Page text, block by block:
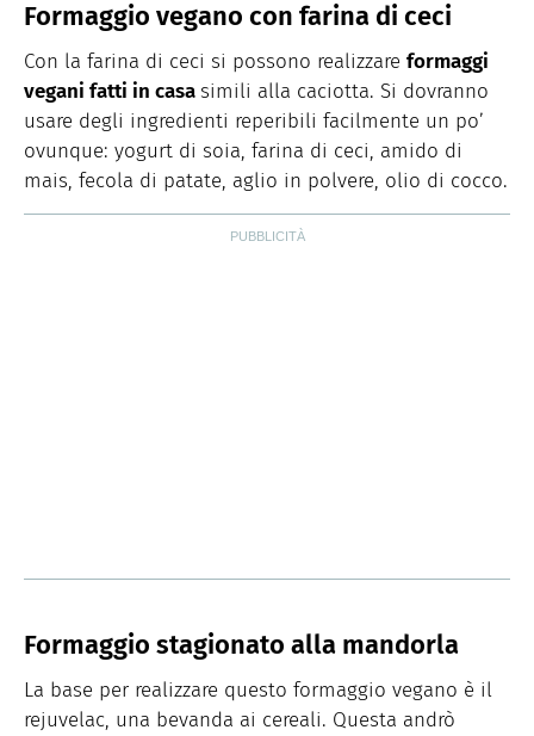
Formaggio vegano con farina di ceci
Con la farina di ceci si possono realizzare formaggi
vegani fatti in casasimili alla caciotta. Si dovranno
usare degli ingredienti reperibili facilmente un po’
ovunque: yogurt di soia, farina di ceci, amido di
mais, fecola di patate, aglio in polvere, olio di cocco.
Formaggio stagionato alla mandorla
La base per realizzare questo formaggio vegano è il
rejuvelac, una bevanda ai cereali. Questa andrò